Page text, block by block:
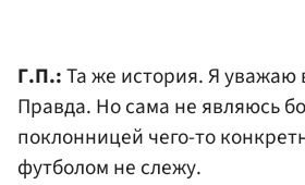
Г.П.:Та же история. Я уважаю
Правда. Но сама не являюсь
поклонницей чего-то
футболом не слежу.